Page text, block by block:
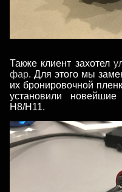
Также клиент захотел
фар. Для этого мы
их бронировочной
установили
H8/H11.